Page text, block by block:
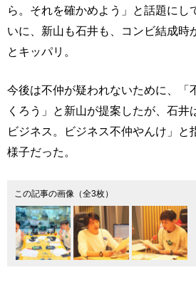
ら。それを確かめよう」と話題にし
いに、新山も石井も、コンビ結成時
とキッパリ。
今後は不仲が疑われないために、「
くろう」と新山が提案したが、石井
ビジネス。ビジネス不仲やんけ」と
様子だった。
この記事の画像（全3枚）